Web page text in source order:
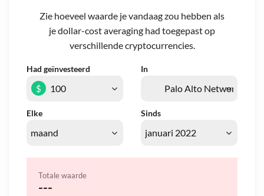
Zie hoeveel waarde je vandaag zou hebben als
je dollar-cost averaging had toegepast op
verschillende cryptocurrencies.
Had geïnvesteerd In
Elke Sinds
$
Totale waarde
---